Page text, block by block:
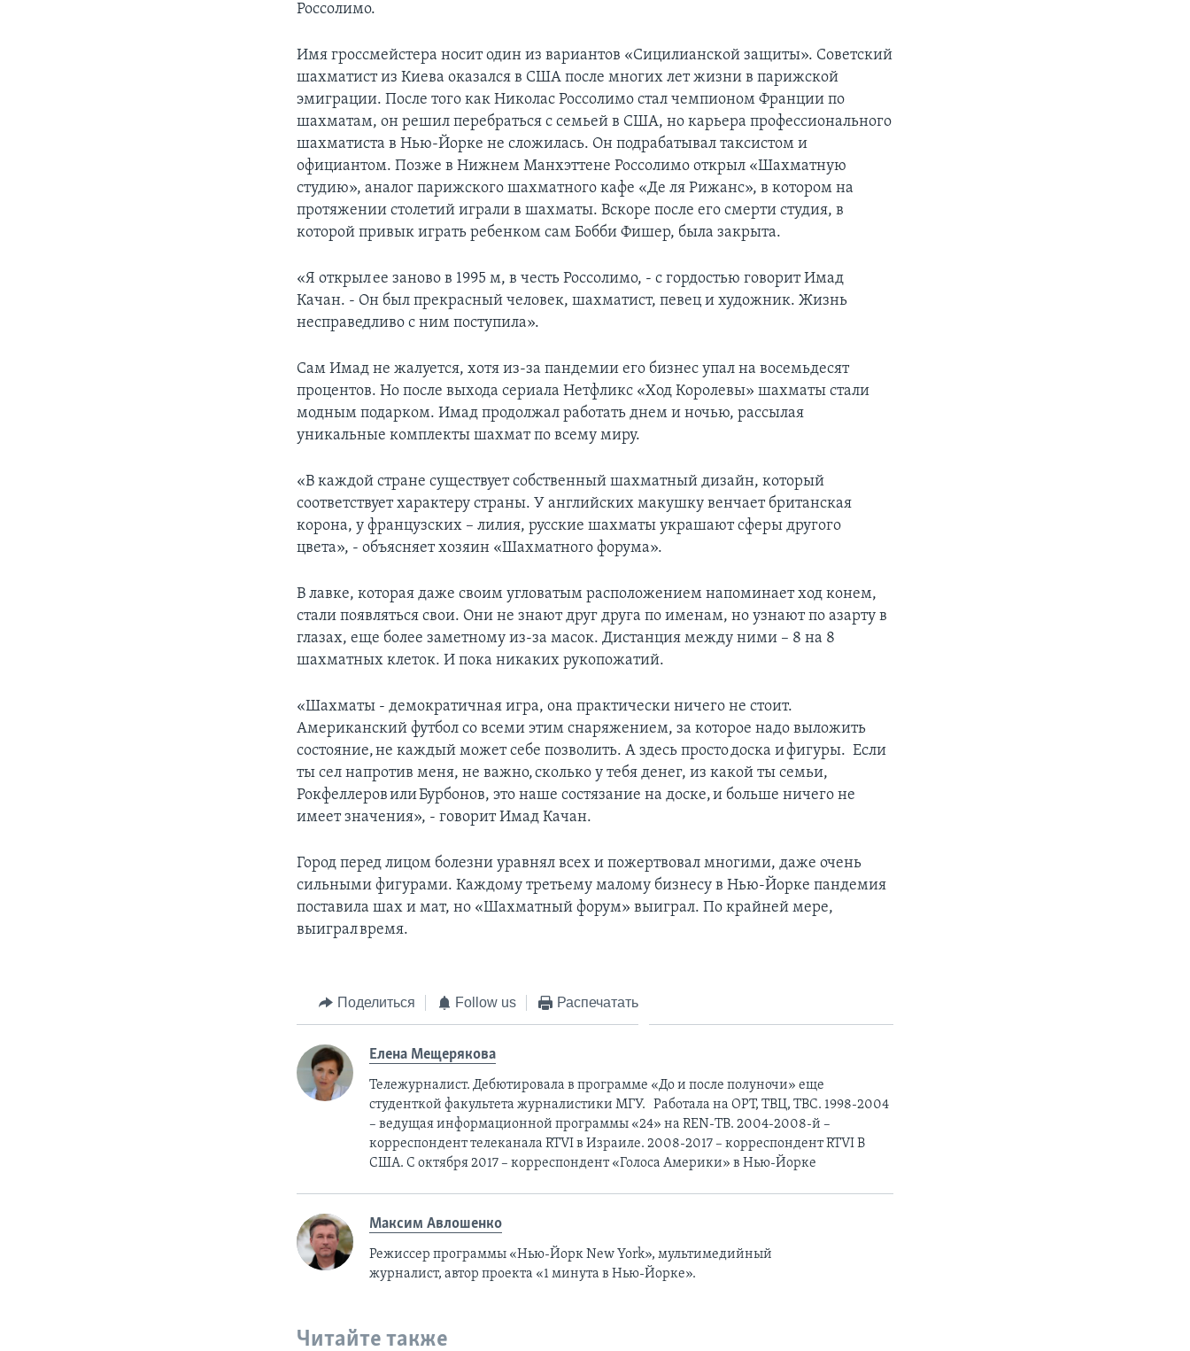
Россолимо.
Имя гроссмейстера носит один из вариантов «Сицилианской защиты». Советский
шахматист из Киева оказался в США после многих лет жизни в парижской
эмиграции. После того как Николас Россолимо стал чемпионом Франции по
шахматам, он решил перебраться с семьей в США, но карьера профессионального
шахматиста в Нью-Йорке не сложилась. Он подрабатывал таксистом и
официантом. Позже в Нижнем Манхэттене Россолимо открыл «Шахматную
студию», аналог парижского шахматного кафе «Де ля Рижанс», в котором на
протяжении столетий играли в шахматы. Вскоре после его смерти студия, в
которой привык играть ребенком сам Бобби Фишер, была закрыта.
«Я открыл ее заново в 1995 м, в честь Россолимо, - с гордостью говорит Имад
Качан. - Он был прекрасный человек, шахматист, певец и художник. Жизнь
несправедливо с ним поступила».
Сам Имад не жалуется, хотя из-за пандемии его бизнес упал на восемьдесят
процентов. Но после выхода сериала Нетфликс «Ход Королевы» шахматы стали
модным подарком. Имад продолжал работать днем и ночью, рассылая
уникальные комплекты шахмат по всему миру.
«В каждой стране существует собственный шахматный дизайн, который
соответствует характеру страны. У английских макушку венчает британская
корона, у французских – лилия, русские шахматы украшают сферы другого
цвета», - объясняет хозяин «Шахматного форума».
В лавке, которая даже своим угловатым расположением напоминает ход конем,
стали появляться свои. Они не знают друг друга по именам, но узнают по азарту в
глазах, еще более заметному из-за масок. Дистанция между ними – 8 на 8
шахматных клеток. И пока никаких рукопожатий.
«Шахматы - демократичная игра, она практически ничего не стоит.
Американский футбол со всеми этим снаряжением, за которое надо выложить
состояние, не каждый может себе позволить. А здесь просто доска и фигуры. Если
ты сел напротив меня, не важно, сколько у тебя денег, из какой ты семьи,
Рокфеллеров или Бурбонов, это наше состязание на доске, и больше ничего не
имеет значения», - говорит Имад Качан.
Город перед лицом болезни уравнял всех и пожертвовал многими, даже очень
сильными фигурами. Каждому третьему малому бизнесу в Нью-Йорке пандемия
поставила шах и мат, но «Шахматный форум» выиграл. По крайней мере,
выиграл время.
Поделиться Follow us Распечатать
Елена Мещерякова
Тележурналист. Дебютировала в программе «До и после полуночи» еще
студенткой факультета журналистики МГУ. Работала на ОРТ, ТВЦ, ТВС. 1998-2004
– ведущая информационной программы «24» на REN-ТВ. 2004-2008-й –
корреспондент телеканала RTVI в Израиле. 2008-2017 – корреспондент RTVI В
США. С октября 2017 – корреспондент «Голоса Америки» в Нью-Йорке
Максим Авлошенко
Режиссер программы «Нью-Йорк New York», мультимедийный
журналист, автор проекта «1 минута в Нью-Йорке».
Читайте также